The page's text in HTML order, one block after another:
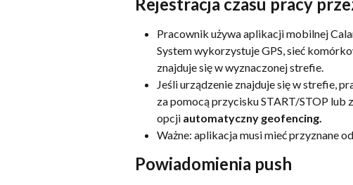
Pracownik używa aplikacji mobilnej
System wykorzystuje GPS, sieć
znajduje się w wyznaczonej strefie.
Jeśli urządzenie znajduje się w strefie,
za pomocą przycisku START/STOP lub
opcji automatyczny geofencing.
Ważne: aplikacja musi mieć przyznane
Powiadomienia push